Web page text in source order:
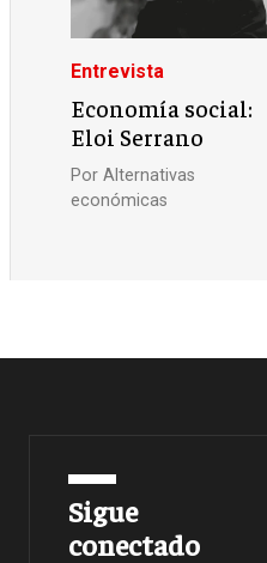
Entrevista
Economía social:
Eloi Serrano
PorAlternativas
económicas
Sigue
conectado